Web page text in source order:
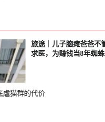
旅途｜儿子脑瘫爸爸不
求医，为赚钱当8年蜘
虐猫群的代价
轮